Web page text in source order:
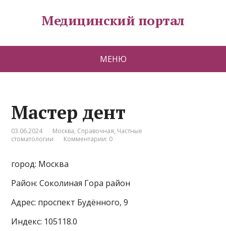
Медицинский портал
МЕНЮ
Мастер дент
03.06.2024 Москва, Справочная, Частные
стоматологии
Комментарии: 0
город: Москва
Район: Соколиная Гора район
Адрес: проспект Будённого, 9
Индекс: 105118.0